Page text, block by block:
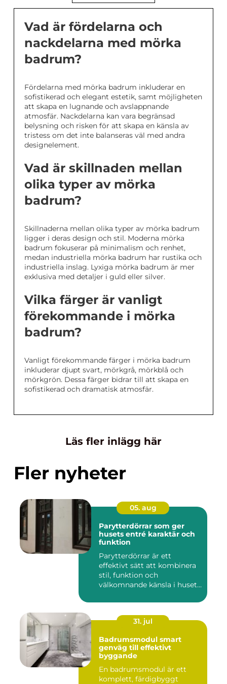
Vad är fördelarna och
nackdelarna med mörka
badrum?
Fördelarna med mörka badrum inkluderar en
sofistikerad och elegant estetik, samt möjligheten
att skapa en lugnande och avslappnande
atmosfär. Nackdelarna kan vara begränsad
belysning och risken för att skapa en känsla av
tristess om det inte balanseras väl med andra
designelement.
Vad är skillnaden mellan
olika typer av mörka
badrum?
Skillnaderna mellan olika typer av mörka badrum
ligger i deras design och stil. Moderna mörka
badrum fokuserar på minimalism och renhet,
medan industriella mörka badrum har rustika och
industriella inslag. Lyxiga mörka badrum är mer
exklusiva med detaljer i guld eller silver.
Vilka färger är vanligt
förekommande i mörka
badrum?
Vanligt förekommande färger i mörka badrum
inkluderar djupt svart, mörkgrå, mörkblå och
mörkgrön. Dessa färger bidrar till att skapa en
sofistikerad och dramatisk atmosfär.
Läs fler inlägg här
Fler nyheter
05. aug
Parytterdörrar som ger
husets entré karaktär och
funktion
Parytterdörrar är ett
effektivt sätt att kombinera
stil, funktion och
välkomnande känsla i husets
31. jul
Badrumsmodul smart
genväg till effektivt
byggande
En badrumsmodul är ett
komplett, färdigbyggt